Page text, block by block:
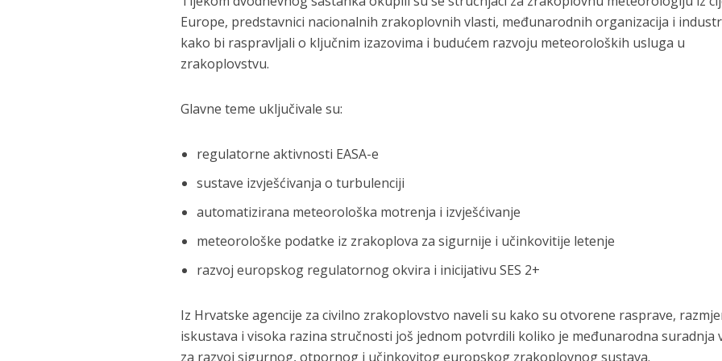
Europe, predstavnici nacionalnih zrakoplovnih vlasti, međunarodnih organizacija i
kako bi raspravljali o ključnim izazovima i budućem razvoju meteoroloških usluga u
zrakoplovstvu.
Glavne teme uključivale su:
regulatorne aktivnosti EASA-e
sustave izvješćivanja o turbulenciji
automatizirana meteorološka motrenja i izvješćivanje
meteorološke podatke iz zrakoplova za sigurnije i učinkovitije letenje
razvoj europskog regulatornog okvira i inicijativu SES 2+
Iz Hrvatske agencije za civilno zrakoplovstvo naveli su kako su otvorene rasprave,
iskustava i visoka razina stručnosti još jednom potvrdili koliko je međunarodna suradnja
za razvoj sigurnog, otpornog i učinkovitog europskog zrakoplovnog sustava.